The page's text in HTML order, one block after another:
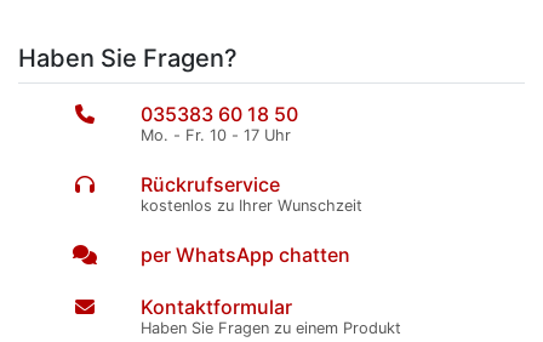
Haben Sie Fragen?
035383 60 18 50
Mo. - Fr. 10 - 17 Uhr
Rückrufservice
kostenlos zu Ihrer Wunschzeit
per WhatsApp chatten
Kontaktformular
Haben Sie Fragen zu einem Produkt